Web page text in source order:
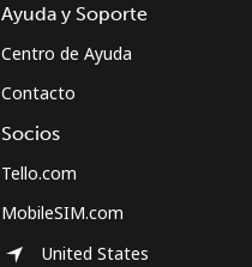
Ayuda y Soporte
Centro de Ayuda
Contacto
Socios
Tello.com
MobileSIM.com
United States